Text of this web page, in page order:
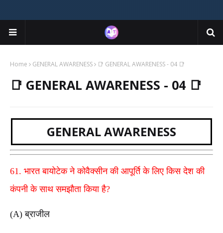
Home GENERAL AWARENESS 📑 GENERAL AWARENESS - 04 📑
📑 GENERAL AWARENESS - 04 📑
GENERAL AWARENESS
61. भारत बायोटेक ने कोवैक्सीन की आपूर्ति के लिए किस देश की
कंपनी के साथ समझौता किया है?
(A) ब्राजील